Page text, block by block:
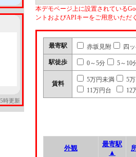
時更新
本デモページ上に設置されている
ントおよびAPIキーをご用意いただ
最寄駅 赤坂見附 四
駅徒歩 0～5分 5～10
賃料
5万円未満
5
11万円台
12
外観
最寄駅
▲